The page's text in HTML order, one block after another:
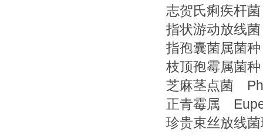
志贺氏痢疾杆
指状游动放线
指孢囊菌属菌
枝顶孢霉属菌
芝麻茎点菌
正青霉属
珍贵束丝放线